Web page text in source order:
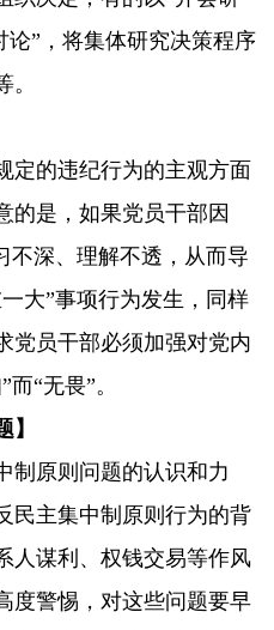
论”，将集体研究决策程序
的违纪行为的主观方面
的是，如果党员干部因
不深、理解不透，从而导
大”事项行为发生，同样
党员干部必须加强对党内
“无畏”。
】
原则问题的认识和力
民主集中制原则行为的背
人谋利、权钱交易等作风
度警惕，对这些问题要早